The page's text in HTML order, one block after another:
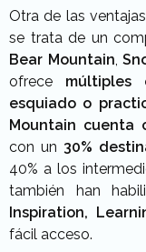
Otra de las
se trata de un
Bear Mountain,
ofrece múltiples
esquiado o
Mountain
con un 30%
40% a los
también han
Inspiration,
fácil acceso.